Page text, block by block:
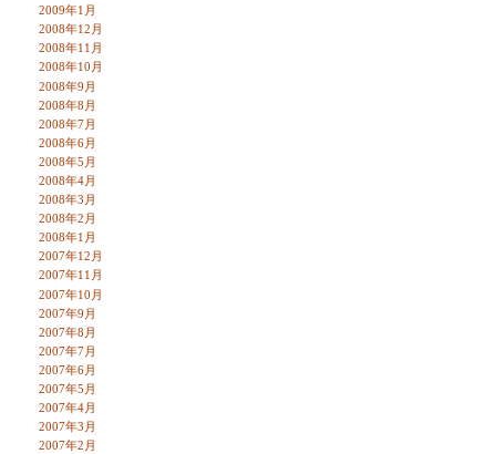
2009年1月
2008年12月
2008年11月
2008年10月
2008年9月
2008年8月
2008年7月
2008年6月
2008年5月
2008年4月
2008年3月
2008年2月
2008年1月
2007年12月
2007年11月
2007年10月
2007年9月
2007年8月
2007年7月
2007年6月
2007年5月
2007年4月
2007年3月
2007年2月